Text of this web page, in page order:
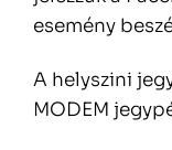
esemény
A helyszini
MODEM